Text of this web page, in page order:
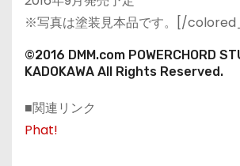
※写真は塗装見本品です。[/
©2016 DMM.com POWERCHORD
KADOKAWA All Rights Reserved.
■関連リンク
Phat!